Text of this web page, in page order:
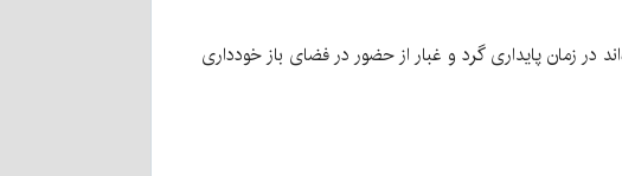
در زمان پایداری گرد و غبار از حضور در فضای باز خودداری